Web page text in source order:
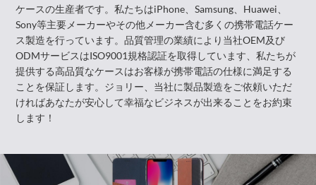
ケースの生産者です。私たちはiPhone、Samsung、Huawei、
Sony等主要メーカーやその他メーカー含む多くの携帯電話ケー
ス製造を行っています。品質管理の業績により当社OEM及び
ODMサービスはISO9001規格認証を取得しています、私たちが
提供する高品質なケースはお客様が携帯電話の仕様に満足する
ことを保証します。ジョリー、当社に製品製造をご依頼いただ
ければあなたが安心して幸福なビジネスが出来ることをお約束
します！